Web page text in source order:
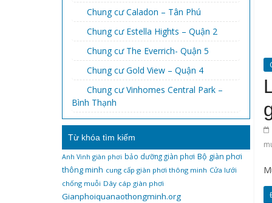
Chung cư Caladon – Tân Phú
Chung cư Estella Hights – Quận 2
Chung cư The Everrich- Quận 5
Chung cư Gold View – Quận 4
Chung cư Vinhomes Central Park –
Bình Thạnh
Từ khóa tìm kiếm
Anh Vinh giàn phơi bảo dưỡng giàn phơi Bộ giàn phơi
thông minh cung cấp giàn phơi thông minh Cửa lưới
chống muỗi Dây cáp giàn phơi
Gianphoiquanaothongminh.org